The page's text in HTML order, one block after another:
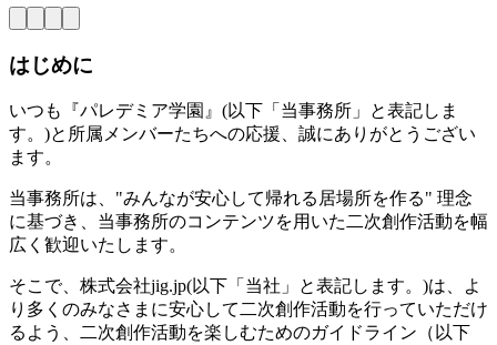
はじめに
いつも『パレデミア学園』(以下「当事務所」と表記しま
す。)と所属メンバーたちへの応援、誠にありがとうござい
ます。
当事務所は、"みんなが安心して帰れる居場所を作る" 理念
に基づき、当事務所のコンテンツを用いた二次創作活動を幅
広く歓迎いたします。
そこで、株式会社jig.jp(以下「当社」と表記します。)は、よ
り多くのみなさまに安心して二次創作活動を行っていただけ
るよう、二次創作活動を楽しむためのガイドライン（以下